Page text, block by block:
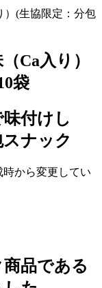
(生協限定：分包
Ca入り）
袋
付けし
ナック
から変更してい
品である